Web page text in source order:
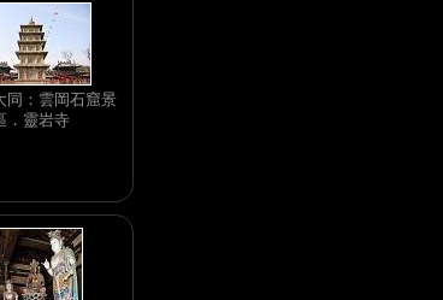
同：雲岡石窟景
．靈岩寺